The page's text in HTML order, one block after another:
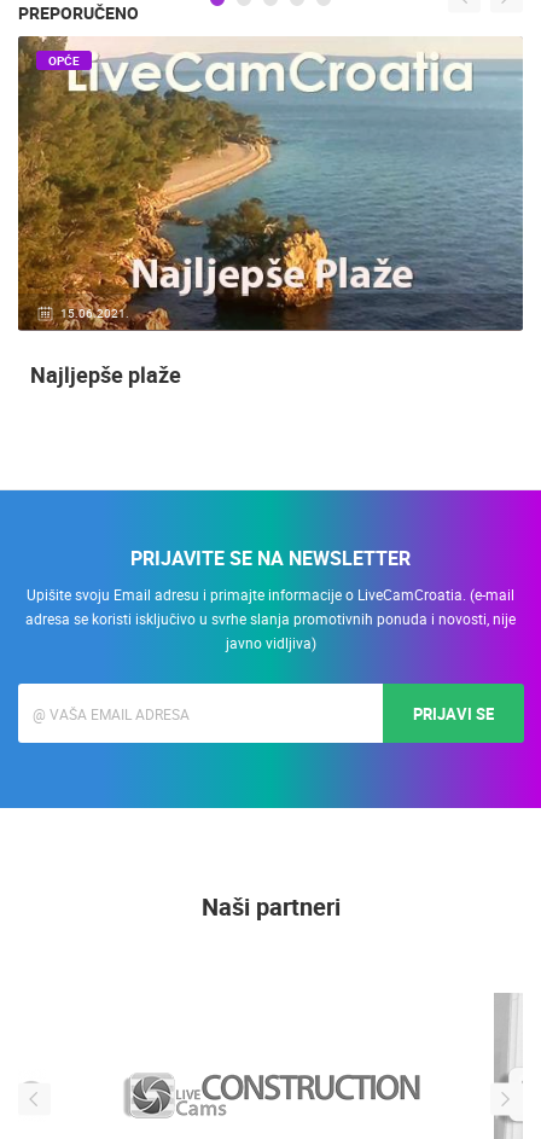
PREPORUČENO
20.01.2021. 3 KAMERA(E)
OPĆE
Nadzor kuće!
PRIJAVITE SE NA NEWSLETTER
Upišite svoju Email adresu i primajte informacije o LiveCamCroatia. (e-mail
adresa se koristi isključivo u svrhe slanja promotivnih ponuda i novosti, nije
javno vidljiva)
PRIJAVI SE
Naši partneri